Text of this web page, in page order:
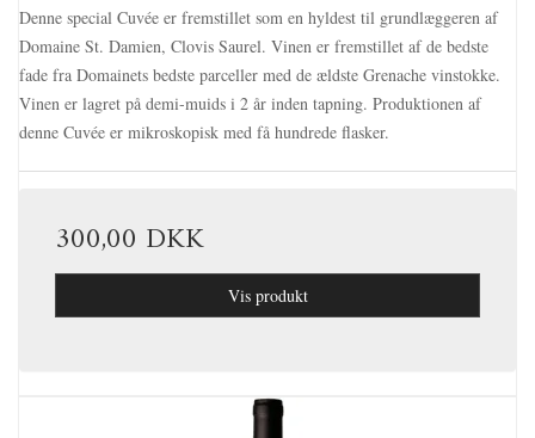
Denne special Cuvée er fremstillet som en hyldest til grundlæggeren af
Domaine St. Damien, Clovis Saurel. Vinen er fremstillet af de bedste
fade fra Domainets bedste parceller med de ældste Grenache vinstokke.
Vinen er lagret på demi-muids i 2 år inden tapning. Produktionen af
denne Cuvée er mikroskopisk med få hundrede flasker.
300,00 DKK
Vis produkt